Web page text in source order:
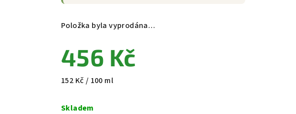
Položka byla vyprodána…
456 Kč
Měrná
152 Kč / 100 ml
Skladem